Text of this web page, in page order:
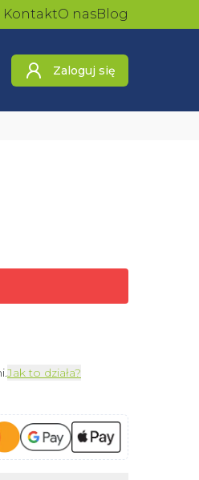
KontaktO nasBlog
Zaloguj się
Jak to działa?